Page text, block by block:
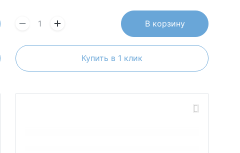
В корзину
Купить в 1 клик